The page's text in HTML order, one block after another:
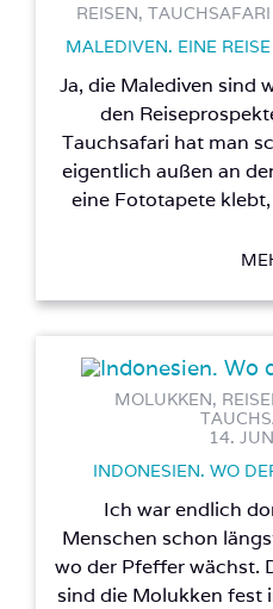
REISEN,
MALEDIVEN. EINE
Ja, die Malediven sind
den
Tauchsafari hat man
eigentlich außen an
eine Fototapete
MOLUKKEN,
14.
INDONESIEN. WO
Ich war endlich
Menschen schon
wo der Pfeffer wächst.
sind die Molukken fest